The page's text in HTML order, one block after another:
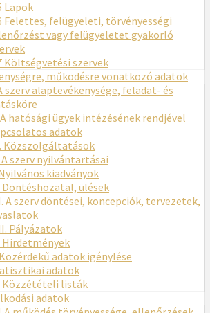
Lapok
Felettes, felügyeleti, törvényességi
vagy felügyeletet gyakorló
Költségvetési szervek
működésre vonatkozó adatok
szerv alaptevékenysége, feladat- és
hatósági ügyek intézésének rendjével
adatok
Közszolgáltatások
A szerv nyilvántartásai
kiadványok
Döntéshozatal, ülések
A szerv döntései, koncepciók, tervezetek,
Pályázatok
Hirdetmények
adatok igénylése
adatok
Közzétételi listák
adatok